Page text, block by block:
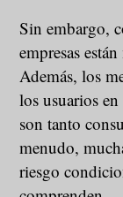
Sin embargo,
empresas
Además, los
los usuarios
son tanto
menudo,
riesgo